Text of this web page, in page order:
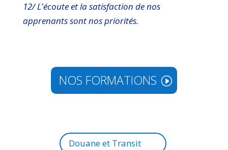
12/ L'écoute et la satisfaction de nos
apprenants sont nos priorités.
NOS FORMATIONS
Douane et Transit